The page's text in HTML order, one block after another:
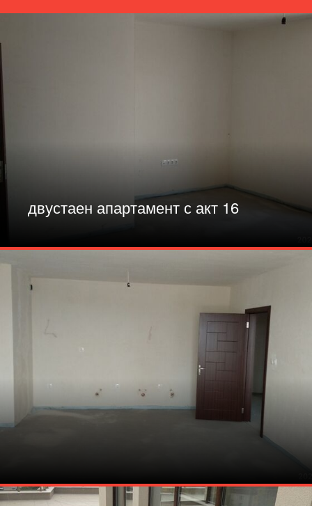
двустаен апартамент с акт 16